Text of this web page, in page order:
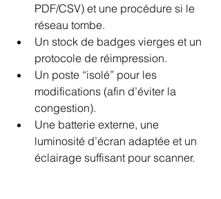
PDF/CSV) et une procédure si le
réseau tombe.
Un stock de badges vierges et un
protocole de réimpression.
Un poste “isolé” pour les
modifications (afin d’éviter la
congestion).
Une batterie externe, une
luminosité d’écran adaptée et un
éclairage suffisant pour scanner.